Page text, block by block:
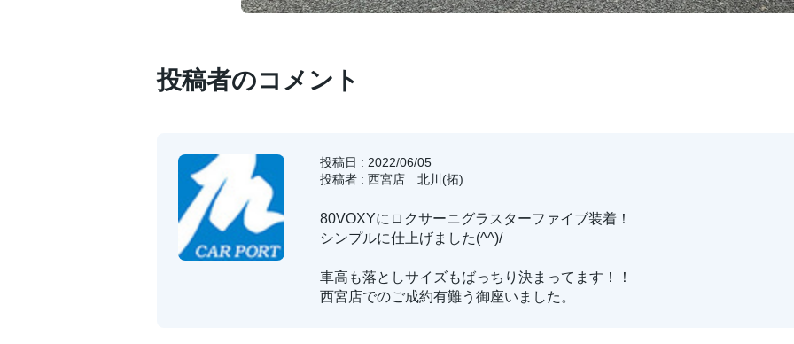
投稿者のコメント
投稿日 : 2022/06/05
投稿者 : 西宮店 北川(拓)
80VOXYにロクサーニグラスターファイブ装着！
シンプルに仕上げました(^^)/
車高も落としサイズもばっちり決まってます！！
西宮店でのご成約有難う御座いました。